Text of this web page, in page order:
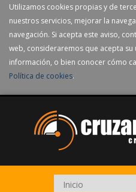
Utilizamos cookies propias y de
nuestros servicios, mejorar la
navegación. Si acepta este aviso,
web, consideraremos que acepta su
información, o bien conocer cómo
Política de cookies.